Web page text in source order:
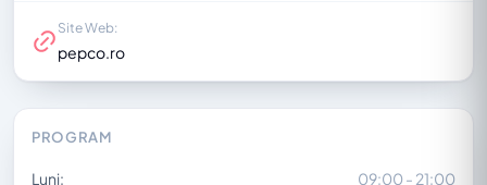
Site Web:
pepco.ro
PROGRAM
Luni:
09:00 - 21:00